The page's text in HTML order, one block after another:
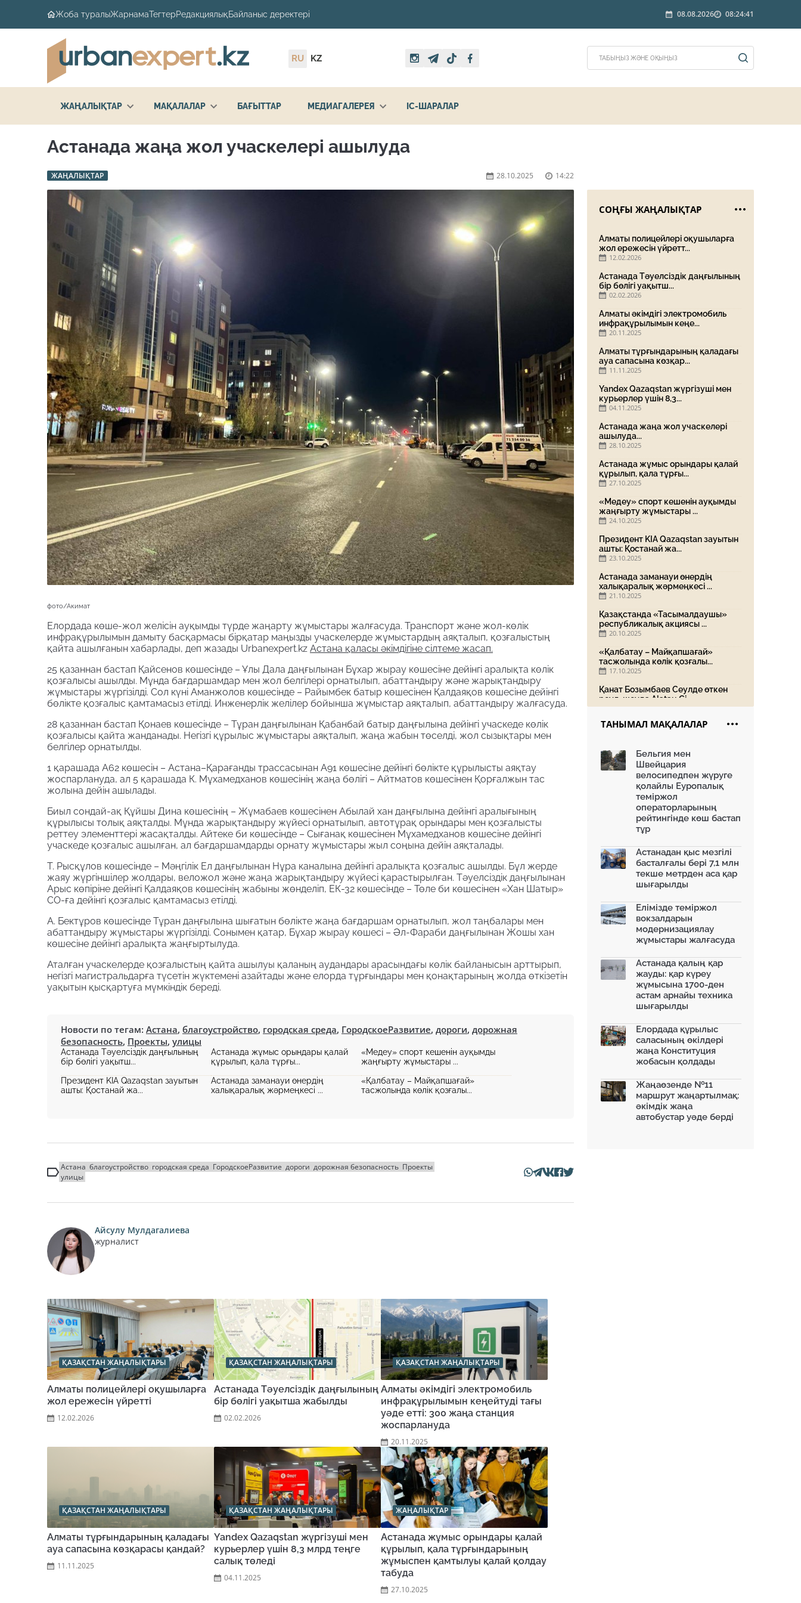
Жоба туралыЖарнамаТегтерРедакциялықБайланыс деректері 08.08.2026 08:24:41
RU KZ
ЖАҢАЛЫҚТАР МАҚАЛАЛАР БАҒЫТТАР МЕДИАГАЛЕРЕЯ ІС-ШАРАЛАР
Астанада жаңа жол учаскелері ашылуда
ЖАҢАЛЫҚТАР 28.10.2025 14:22
фото/Акимат
Елордада көше-жол желісін ауқымды түрде жаңарту жұмыстары жалғасуда. Транспорт және жол-көлік
инфрақұрылымын дамыту басқармасы бірқатар маңызды учаскелерде жұмыстардың аяқталып, қозғалыстың
қайта ашылғанын хабарлады, деп жазады Urbanexpert.kz Астана қаласы әкімдігіне сілтеме жасап.
25 қазаннан бастап Қайсенов көшесінде – Ұлы Дала даңғылынан Бұхар жырау көшесіне дейінгі аралықта көлік
қозғалысы ашылды. Мұнда бағдаршамдар мен жол белгілері орнатылып, абаттандыру және жарықтандыру
жұмыстары жүргізілді. Сол күні Аманжолов көшесінде – Райымбек батыр көшесінен Қалдаяқов көшесіне дейінгі
бөлікте қозғалыс қамтамасыз етілді. Инженерлік желілер бойынша жұмыстар аяқталып, абаттандыру жалғасуда.
28 қазаннан бастап Қонаев көшесінде – Тұран даңғылынан Қабанбай батыр даңғылына дейінгі учаскеде көлік
қозғалысы қайта жанданады. Негізгі құрылыс жұмыстары аяқталып, жаңа жабын төселді, жол сызықтары мен
белгілер орнатылды.
1 қарашада А62 көшесін – Астана–Қарағанды трассасынан А91 көшесіне дейінгі бөлікте құрылысты аяқтау
жоспарлануда, ал 5 қарашада К. Мұхамедханов көшесінің жаңа бөлігі – Айтматов көшесінен Қорғалжын тас
жолына дейін ашылады.
Биыл сондай-ақ Құйшы Дина көшесінің – Жұмабаев көшесінен Абылай хан даңғылына дейінгі аралығының
құрылысы толық аяқталды. Мұнда жарықтандыру жүйесі орнатылып, автотұрақ орындары мен қозғалысты
реттеу элементтері жасақталды. Айтеке би көшесінде – Сығанақ көшесінен Мұхамедханов көшесіне дейінгі
учаскеде қозғалыс ашылған, ал бағдаршамдарды орнату жұмыстары жыл соңына дейін аяқталады.
Т. Рысқұлов көшесінде – Мәңгілік Ел даңғылынан Нұра каналына дейінгі аралықта қозғалыс ашылды. Бұл жерде
жаяу жүргіншілер жолдары, веложол және жаңа жарықтандыру жүйесі қарастырылған. Тәуелсіздік даңғылынан
Арыс көпіріне дейінгі Қалдаяқов көшесінің жабыны жөнделіп, ЕК-32 көшесінде – Төле би көшесінен «Хан Шатыр»
СО-ға дейінгі қозғалыс қамтамасыз етілді.
А. Бектұров көшесінде Тұран даңғылына шығатын бөлікте жаңа бағдаршам орнатылып, жол таңбалары мен
абаттандыру жұмыстары жүргізілді. Сонымен қатар, Бұхар жырау көшесі – Әл-Фараби даңғылынан Жошы хан
көшесіне дейінгі аралықта жаңғыртылуда.
Аталған учаскелерде қозғалыстың қайта ашылуы қаланың аудандары арасындағы көлік байланысын арттырып,
негізгі магистральдарға түсетін жүктемені азайтады және елорда тұрғындары мен қонақтарының жолда өткізетін
уақытын қысқартуға мүмкіндік береді.
Новости по тегам: Астана, благоустройство, городская среда, ГородскоеРазвитие, дороги, дорожная
безопасность, Проекты, улицы
Астанада Тәуелсіздік даңғылының
бір бөлігі уақытш...
Астанада жұмыс орындары қалай
құрылып, қала тұрғы...
«Медеу» спорт кешенін ауқымды
жаңғырту жұмыстары ...
Президент KIA Qazaqstan зауытын
ашты: Қостанай жа...
Астанада заманауи өнердің
халықаралық жәрмеңкесі ...
«Қалбатау – Майқапшағай»
тасжолында көлік қозғалы...
Астана благоустройство городская среда ГородскоеРазвитие дороги дорожная безопасность Проекты
улицы
Айсулу Мулдагалиева
журналист
ҚАЗАҚСТАН ЖАҢАЛЫҚТАРЫ
Алматы полицейлері оқушыларға
жол ережесін үйретті
12.02.2026
ҚАЗАҚСТАН ЖАҢАЛЫҚТАРЫ
Астанада Тәуелсіздік даңғылының
бір бөлігі уақытша жабылды
02.02.2026
ҚАЗАҚСТАН ЖАҢАЛЫҚТАРЫ
Алматы әкімдігі электромобиль
инфрақұрылымын кеңейтуді тағы
уәде етті: 300 жаңа станция
жоспарлануда
20.11.2025
ҚАЗАҚСТАН ЖАҢАЛЫҚТАРЫ
Алматы тұрғындарының қаладағы
ауа сапасына көзқарасы қандай?
11.11.2025
ҚАЗАҚСТАН ЖАҢАЛЫҚТАРЫ
Yandex Qazaqstan жүргізуші мен
курьерлер үшін 8,3 млрд теңге
салық төледі
04.11.2025
ЖАҢАЛЫҚТАР
Астанада жұмыс орындары қалай
құрылып, қала тұрғындарының
жұмыспен қамтылуы қалай қолдау
табуда
27.10.2025
СОҢҒЫ ЖАҢАЛЫҚТАР
Алматы полицейлері оқушыларға
жол ережесін үйретт...
12.02.2026
Астанада Тәуелсіздік даңғылының
бір бөлігі уақытш...
02.02.2026
Алматы әкімдігі электромобиль
инфрақұрылымын кеңе...
20.11.2025
Алматы тұрғындарының қаладағы
ауа сапасына көзқар...
11.11.2025
Yandex Qazaqstan жүргізуші мен
курьерлер үшін 8,3...
04.11.2025
Астанада жаңа жол учаскелері
ашылуда...
28.10.2025
Астанада жұмыс орындары қалай
құрылып, қала тұрғы...
27.10.2025
«Медеу» спорт кешенін ауқымды
жаңғырту жұмыстары ...
24.10.2025
Президент KIA Qazaqstan зауытын
ашты: Қостанай жа...
23.10.2025
Астанада заманауи өнердің
халықаралық жәрмеңкесі ...
21.10.2025
Қазақстанда «Тасымалдаушы»
республикалық акциясы ...
20.10.2025
«Қалбатау – Майқапшағай»
тасжолында көлік қозғалы...
17.10.2025
Қанат Бозымбаев Сеулде өткен
роуд-шоуда Alatau Ci...
16.10.2025
«Жасыл аллея» жобасы: Home
Алматы «Батыс» полиорталығын
дамытуда: жаңа нысан...
14.10.2025
Алматы Бас жоспарын
өзектендіруде...
13.10.2025
мұқтаждықтар үшін 2 мың гект...
08.10.2025
Мәжіліс Құрылыс кодексін
мақұлдады: Қала құрылысы...
Қазақстанның батысында
заманауи көлік айрығы салы...
07.10.2025
желісі...
06.10.2025
ТАНЫМАЛ МАҚАЛАЛАР
Бельгия мен
Швейцария
велосипедпен жүруге
қолайлы Еуропалық
теміржол
операторларының
рейтингінде көш бастап
тұр
Астанадан қыс мезгілі
басталғалы бері 7,1 млн
текше метрден аса қар
шығарылды
Елімізде теміржол
вокзалдарын
модернизациялау
жұмыстары жалғасуда
Астанада қалың қар
жауды: қар күреу
жұмысына 1700-ден
астам арнайы техника
шығарылды
Елордада құрылыс
саласының өкілдері
жаңа Конституция
жобасын қолдады
Жаңаөзенде №11
маршрут жаңартылмақ:
әкімдік жаңа
автобустар уәде берді